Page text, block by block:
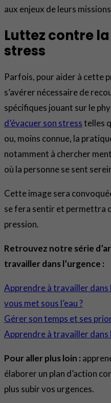
aux enjeux de leurs
Luttez contre
stress
Parfois, pour aider à cette
s’avérer nécessaire de
spécifiques jouant sur le
d’évacuer son stresstelles
ou, moins connue, la
notamment à chercher
où la personne se sent
Cette image sera
se fera sentir et permettra
pression.
Retrouvez notre série
travailler dans l’urgence :
Apprendre à travailler dans
vous met sous l’eau ?
Gérer son temps et ses
Apprendre à travailler dans
Pour aller plus loin :
élaborer un plan d’action
plus subir vos urgences.